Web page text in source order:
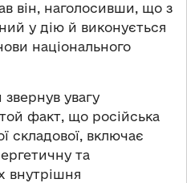
він, наголосивши, що з
у дію й виконується
національного
увагу
факт, що російська
складової, включає
та
внутрішня